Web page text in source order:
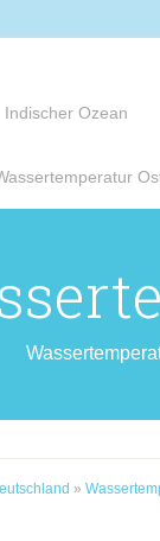
Indischer Ozean
»